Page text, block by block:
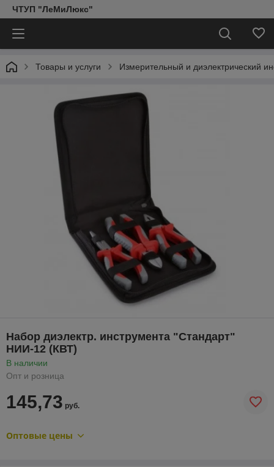
ЧТУП "ЛеМиЛюкс"
Товары и услуги Измерительный и диэлектрический
Набор диэлектр. инструмента "Стандарт"
НИИ-12 (КВТ)
В наличии
Опт и розница
145,73 руб.
Оптовые цены